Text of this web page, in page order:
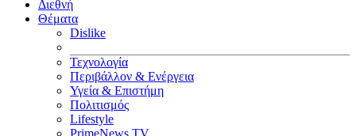
Διεθνή
Θέματα
Dislike
Τεχνολογία
Περιβάλλον & Ενέργεια
Υγεία & Επιστήμη
Πολιτισμός
Lifestyle
PrimeNews TV